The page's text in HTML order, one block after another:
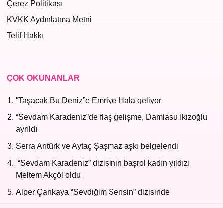
Çerez Politikası
KVKK Aydınlatma Metni
Telif Hakkı
ÇOK OKUNANLAR
“Taşacak Bu Deniz”e Emriye Hala geliyor
“Sevdam Karadeniz”de flaş gelişme, Damlasu İkizoğlu
ayrıldı
Serra Arıtürk ve Aytaç Şaşmaz aşkı belgelendi
“Sevdam Karadeniz” dizisinin başrol kadın yıldızı
Meltem Akçöl oldu
Alper Çankaya “Sevdiğim Sensin” dizisinde